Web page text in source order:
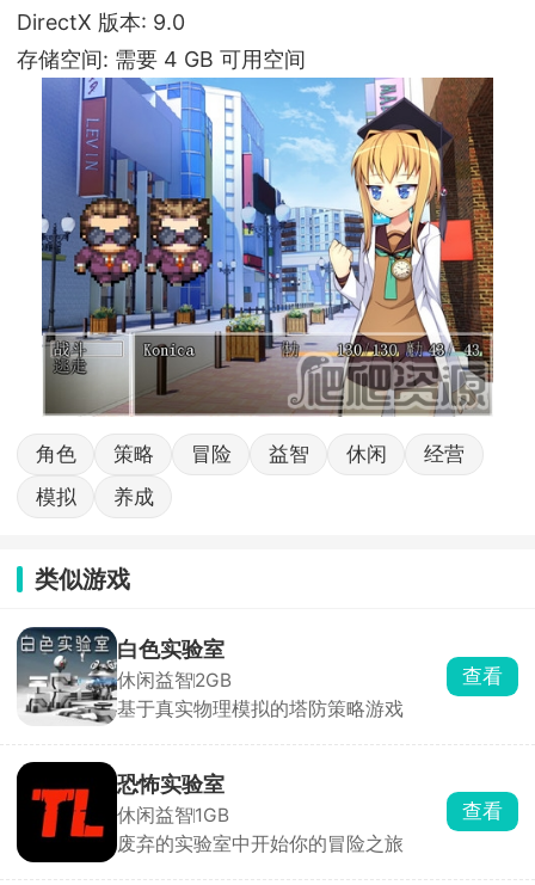
DirectX 版本: 9.0
存储空间: 需要 4 GB 可用空间
角色 策略 冒险 益智 休闲
经营
模拟
养成
类似游戏
白色实验室
休闲益智2GB
基于真实物理模拟的塔防策略游戏
查看
恐怖实验室
休闲益智1GB
废弃的实验室中开始你的冒险之旅
查看